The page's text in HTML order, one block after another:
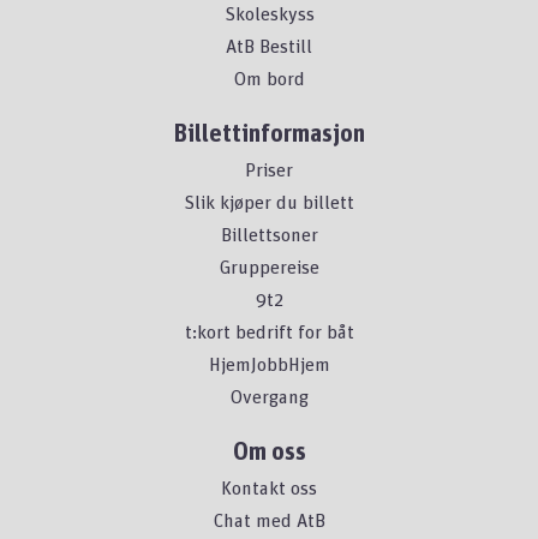
Skoleskyss
AtB Bestill
Om bord
Billettinformasjon
Priser
Slik kjøper du billett
Billettsoner
Gruppereise
9t2
t:kort bedrift for båt
HjemJobbHjem
Overgang
Om oss
Kontakt oss
Chat med AtB